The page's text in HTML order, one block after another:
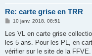
Re: carte grise en TRR
M
s
a
g
10 janv. 2018, 08:51
Les VL en carte grise
les 5 ans. Pour les PL, en
vérifier sur le site de la FFVE.